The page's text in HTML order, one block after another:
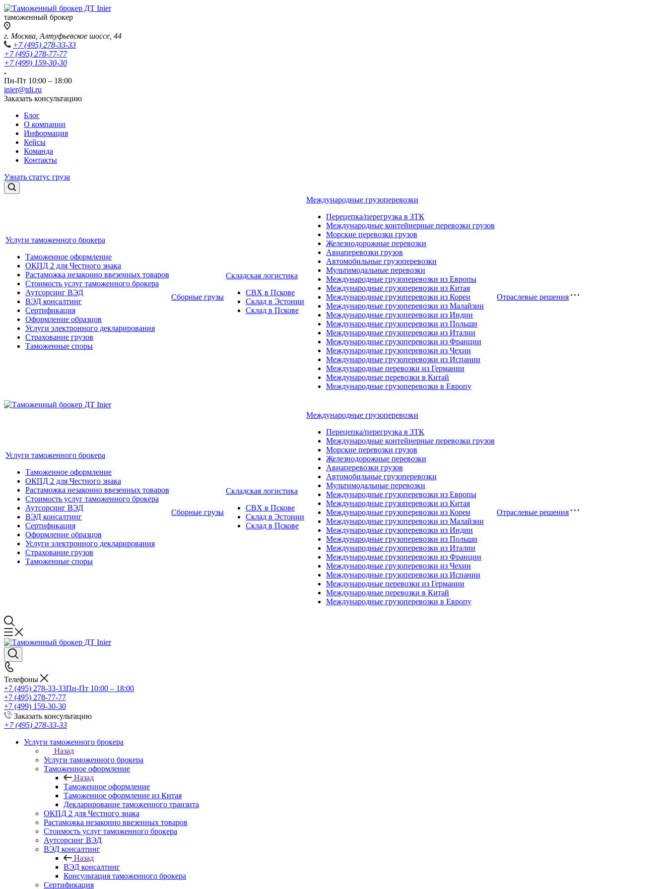
таможенный брокер
г. Москва, Алтуфьевское шоссе, 44
+7 (495) 278-33-33
+7 (495) 278-77-77
+7 (499) 159-30-30
Пн-Пт 10:00 – 18:00
inier@tdi.ru
Заказать консультацию
Блог
О компании
Информация
Кейсы
Команда
Контакты
Узнать статус груза
Услуги таможенного брокера
Таможенное оформление
ОКПД 2 для Честного знака
Растаможка незаконно ввезенных товаров
Стоимость услуг таможенного брокера
Аутсорсинг ВЭД
ВЭД консалтинг
Сертификация
Оформление образцов
Услуги электронного декларирования
Страхование грузов
Таможенные споры
Сборные грузы
Складская логистика
СВХ в Пскове
Склад в Эстонии
Склад в Пскове
Международные грузоперевозки
Перецепка/перегрузка в ЗТК
Международные контейнерные перевозки грузов
Морские перевозки грузов
Железнодорожные перевозки
Авиаперевозки грузов
Автомобильные грузоперевозки
Мультимодальные перевозки
Международные грузоперевозки из Европы
Международные грузоперевозки из Китая
Международные грузоперевозки из Кореи
Международные грузоперевозки из Малайзии
Международные грузоперевозки из Индии
Международные грузоперевозки из Польши
Международные грузоперевозки из Италии
Международные грузоперевозки из Франции
Международные грузоперевозки из Чехии
Международные грузоперевозки из Испании
Международные перевозки из Германии
Международные перевозки в Китай
Международные грузоперевозки в Европу
Отраслевые решения
Услуги таможенного брокера
Таможенное оформление
ОКПД 2 для Честного знака
Растаможка незаконно ввезенных товаров
Стоимость услуг таможенного брокера
Аутсорсинг ВЭД
ВЭД консалтинг
Сертификация
Оформление образцов
Услуги электронного декларирования
Страхование грузов
Таможенные споры
Сборные грузы
Складская логистика
СВХ в Пскове
Склад в Эстонии
Склад в Пскове
Международные грузоперевозки
Перецепка/перегрузка в ЗТК
Международные контейнерные перевозки грузов
Морские перевозки грузов
Железнодорожные перевозки
Авиаперевозки грузов
Автомобильные грузоперевозки
Мультимодальные перевозки
Международные грузоперевозки из Европы
Международные грузоперевозки из Китая
Международные грузоперевозки из Кореи
Международные грузоперевозки из Малайзии
Международные грузоперевозки из Индии
Международные грузоперевозки из Польши
Международные грузоперевозки из Италии
Международные грузоперевозки из Франции
Международные грузоперевозки из Чехии
Международные грузоперевозки из Испании
Международные перевозки из Германии
Международные перевозки в Китай
Международные грузоперевозки в Европу
Отраслевые решения
Телефоны
+7 (495) 278-33-33Пн-Пт 10:00 – 18:00
+7 (495) 278-77-77
+7 (499) 159-30-30
Заказать консультацию
+7 (495) 278-33-33
Услуги таможенного брокера
Назад
Услуги таможенного брокера
Таможенное оформление
Назад
Таможенное оформление
Таможенное оформление из Китая
Декларирование таможенного транзита
ОКПД 2 для Честного знака
Растаможка незаконно ввезенных товаров
Стоимость услуг таможенного брокера
Аутсорсинг ВЭД
ВЭД консалтинг
Назад
ВЭД консалтинг
Консультация таможенного брокера
Сертификация